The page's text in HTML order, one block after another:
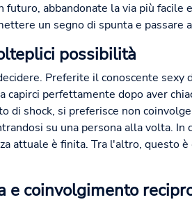
abbandonate la via più facile
un segno di spunta e passare
possibilità
Preferite il conoscente sexy
perfettamente dopo aver
shock, si preferisce non
su una persona alla volta. In
attuale è finita. Tra l'altro, questo
e coinvolgimento